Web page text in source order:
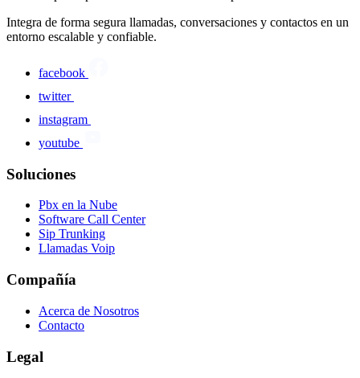
Integra de forma segura llamadas, conversaciones y contactos en un
entorno escalable y confiable.
facebook
twitter
instagram
youtube
Soluciones
Pbx en la Nube
Software Call Center
Sip Trunking
Llamadas Voip
Compañía
Acerca de Nosotros
Contacto
Legal